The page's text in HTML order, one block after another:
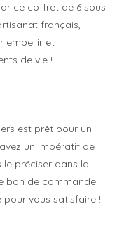
ce coffret de 6 sous
français,
embellir et
de vie !
est prêt pour un
un impératif de
le préciser dans la
bon de commande.
vous satisfaire !